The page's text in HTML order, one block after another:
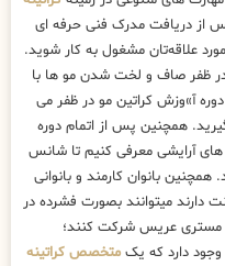
از دریافت مدرک فنی حرفه ای
علاقه‌تان مشغول به کار شوید.
در ظفر صاف و لخت شدن مو ها با
آ»وزش کراتین مو در ظفر می
همچنین پس از اتمام دوره
های آرایشی معرفی کنیم تا شانس
بانوان کارمند و بانوانی
دارند میتوانند بصورت فشرده در
مستری عریس شرکت کنند؛
متخصص کراتینه